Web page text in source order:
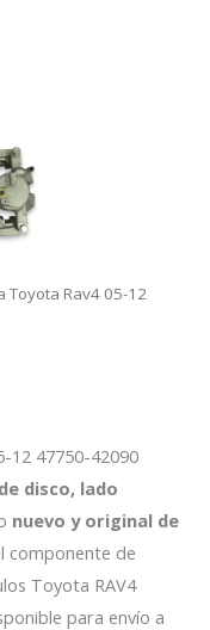
Toyota Rav4 05-12
12 47750-42090
disco, lado
nuevo y original de
componente de
Toyota RAV4
para envío a